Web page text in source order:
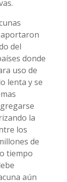
del
donde
uso de
lenta y se
la
los
de
tiempo
aún